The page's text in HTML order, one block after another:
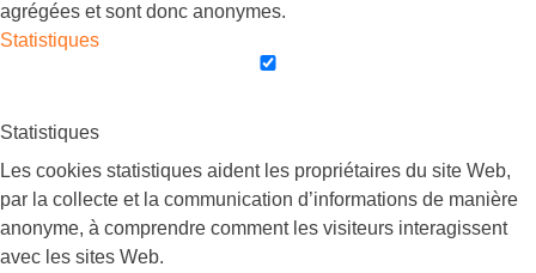
agrégées et sont donc anonymes.
Statistiques
Statistiques
Les cookies statistiques aident les propriétaires du site Web,
par la collecte et la communication d’informations de manière
anonyme, à comprendre comment les visiteurs interagissent
avec les sites Web.